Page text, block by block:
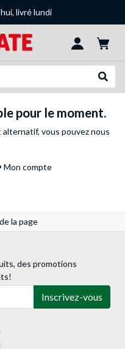
livré lundi
pour le moment.
vous pouveznous
Mon compte
la page
des promotions
Inscrivez-vous